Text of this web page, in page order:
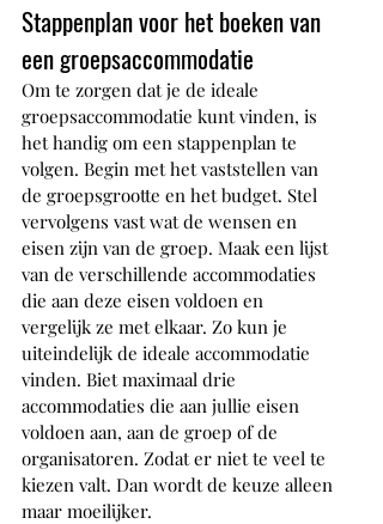
Stappenplan voor het boeken van
een groepsaccommodatie
Om te zorgen dat je de ideale
groepsaccommodatie kunt vinden, is
het handig om een stappenplan te
volgen. Begin met het vaststellen van
de groepsgrootte en het budget. Stel
vervolgens vast wat de wensen en
eisen zijn van de groep. Maak een lijst
van de verschillende accommodaties
die aan deze eisen voldoen en
vergelijk ze met elkaar. Zo kun je
uiteindelijk de ideale accommodatie
vinden. Biet maximaal drie
accommodaties die aan jullie eisen
voldoen aan, aan de groep of de
organisatoren. Zodat er niet te veel te
kiezen valt. Dan wordt de keuze alleen
maar moeilijker.